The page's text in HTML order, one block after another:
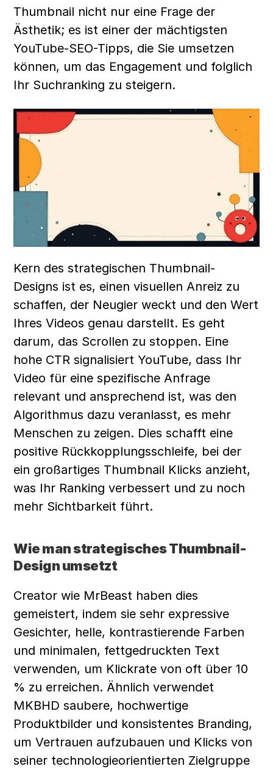
Thumbnail nicht nur eine Frage der
Ästhetik; es ist einer der mächtigsten
YouTube-SEO-Tipps, die Sie umsetzen
können, um das Engagement und folglich
Ihr Suchranking zu steigern.
Kern des strategischen Thumbnail-
Designs ist es, einen visuellen Anreiz zu
schaffen, der Neugier weckt und den Wert
Ihres Videos genau darstellt. Es geht
darum, das Scrollen zu stoppen. Eine
hohe CTR signalisiert YouTube, dass Ihr
Video für eine spezifische Anfrage
relevant und ansprechend ist, was den
Algorithmus dazu veranlasst, es mehr
Menschen zu zeigen. Dies schafft eine
positive Rückkopplungsschleife, bei der
ein großartiges Thumbnail Klicks anzieht,
was Ihr Ranking verbessert und zu noch
mehr Sichtbarkeit führt.
Wie man strategisches Thumbnail-
Design umsetzt
Creator wie MrBeast haben dies
gemeistert, indem sie sehr expressive
Gesichter, helle, kontrastierende Farben
und minimalen, fettgedruckten Text
verwenden, um Klickrate von oft über 10
% zu erreichen. Ähnlich verwendet
MKBHD saubere, hochwertige
Produktbilder und konsistentes Branding,
um Vertrauen aufzubauen und Klicks von
seiner technologieorientierten Zielgruppe